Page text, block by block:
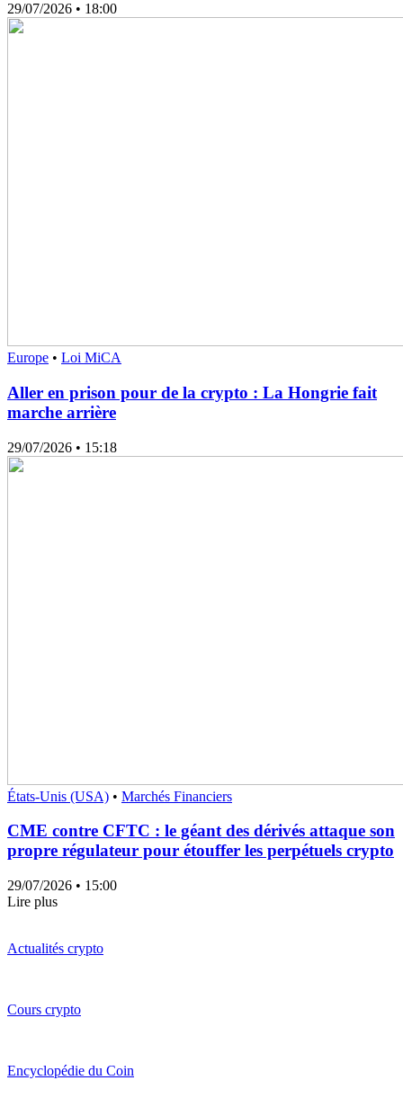
29/07/2026 • 18:00
Europe • Loi MiCA
Aller en prison pour de la crypto : La Hongrie fait
marche arrière
29/07/2026 • 15:18
États-Unis (USA) • Marchés Financiers
CME contre CFTC : le géant des dérivés attaque son
propre régulateur pour étouffer les perpétuels crypto
29/07/2026 • 15:00
Lire plus
Actualités crypto
Cours crypto
Encyclopédie du Coin